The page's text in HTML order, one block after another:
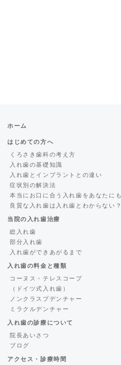
ホーム
はじめての方へ
くろさき歯科の考え方
入れ歯の基礎知識
入れ歯とインプラントとの違い
症状別の解決法
本当にお口に合う入れ歯をあなたにも
良質な入れ歯は入れ歯とわからない？
当院の入れ歯治療
総入れ歯
部分入れ歯
入れ歯ができあがるまで
入れ歯の料金と種類
コーヌス・テレスコープ
（ドイツ式入れ歯）
ノンクラスプデンチャー
ミラクルデンチャー
入れ歯の診療について
院長あいさつ
ブログ
アクセス・診療時間